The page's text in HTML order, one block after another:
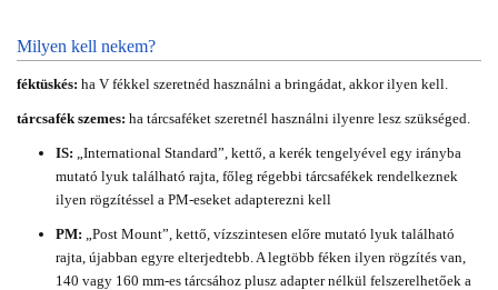
Milyen kell nekem?
féktüskés: ha V fékkel szeretnéd használni a bringádat, akkor ilyen kell.
tárcsafék szemes: ha tárcsaféket szeretnél használni ilyenre lesz szükséged.
IS: „International Standard”, kettő, a kerék tengelyével egy irányba
mutató lyuk található rajta, főleg régebbi tárcsafékek rendelkeznek
ilyen rögzítéssel a PM-eseket adapterezni kell
PM: „Post Mount”, kettő, vízszintesen előre mutató lyuk található
rajta, újabban egyre elterjedtebb. A legtöbb féken ilyen rögzítés van,
140 vagy 160 mm-es tárcsához plusz adapter nélkül felszerelhetőek a